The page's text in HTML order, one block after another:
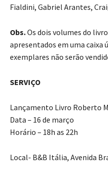
Fialdini, Gabriel Arantes,
Obs.Os dois volumes do
apresentados em uma caixa
exemplares não serão
SERVIÇO
Lançamento Livro Roberto
Data – 16 de março
Horário – 18h as 22h
Local- B&B Itália, Avenida